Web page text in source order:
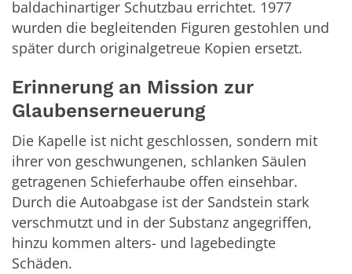
baldachinartiger Schutzbau errichtet. 1977
wurden die begleitenden Figuren gestohlen und
später durch originalgetreue Kopien ersetzt.
Erinnerung an Mission zur
Glaubenserneuerung
Die Kapelle ist nicht geschlossen, sondern mit
ihrer von geschwungenen, schlanken Säulen
getragenen Schieferhaube offen einsehbar.
Durch die Autoabgase ist der Sandstein stark
verschmutzt und in der Substanz angegriffen,
hinzu kommen alters- und lagebedingte
Schäden.